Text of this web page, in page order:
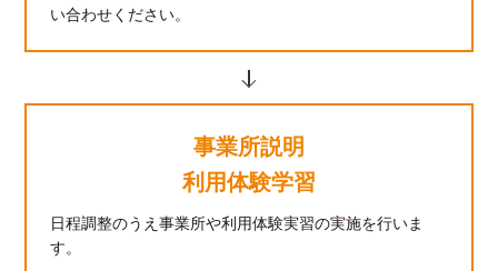
い合わせください。
事業所説明
利用体験学習
日程調整のうえ事業所や利用体験実習の実施を行いま
す。